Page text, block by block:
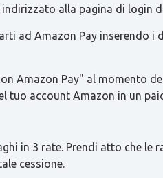
alla pagina di login
ad Amazon Pay inserendo
Amazon Pay" al momento
tuo account Amazon in un
in 3 rate. Prendi atto che le
cessione.